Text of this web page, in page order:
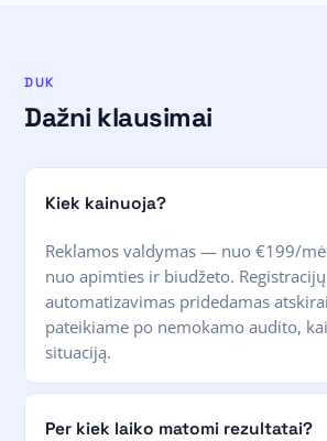
DUK
Dažni klausimai
Kiek kainuoja?
Reklamos valdymas — nuo €199/
nuo apimties ir biudžeto. Registracijų
automatizavimas pridedamas
pateikiame po nemokamo audito,
situaciją.
Per kiek laiko matomi rezultatai?